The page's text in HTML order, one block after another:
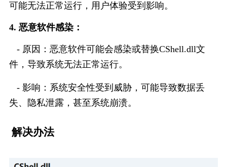
可能无法正常运行，用户体验受到影响。
4. 恶意软件感染：
- 原因：恶意软件可能会感染或替换CShell.dll文
件，导致系统无法正常运行。
- 影响：系统安全性受到威胁，可能导致数据丢
失、隐私泄露，甚至系统崩溃。
解决办法